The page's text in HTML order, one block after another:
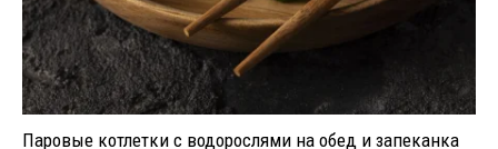
Паровые котлетки с водорослями на обед и запеканка